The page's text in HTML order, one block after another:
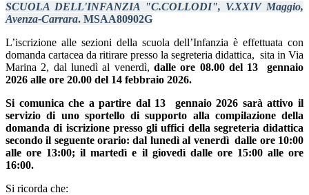
SCUOLA DELL'INFANZIA "C.COLLODI", V.XXIV Maggio,
Avenza-Carrara. MSAA80902G
L’iscrizione alle sezioni della scuola dell’Infanzia è effettuata con
domanda cartacea da ritirare presso la segreteria didattica, sita in Via
Marina 2, dal lunedì al venerdì, dalle ore 08.00 del 13 gennaio
2026 alle ore 20.00 del 14 febbraio 2026.
Si comunica che a partire dal 13 gennaio 2026 sarà attivo il
servizio di uno sportello di supporto alla compilazione della
domanda di iscrizione presso gli uffici della segreteria didattica
secondo il seguente orario: dal lunedì al venerdì dalle ore 10:00
alle ore 13:00; il martedì e il giovedì dalle ore 15:00 alle ore
16:00.
Si ricorda che: